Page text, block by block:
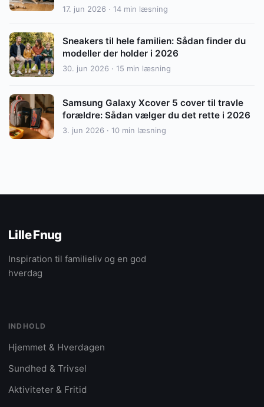
17. jun 2026 · 14 min læsning
Sneakers til hele familien: Sådan finder du
modeller der holder i 2026
30. jun 2026 · 15 min læsning
Samsung Galaxy Xcover 5 cover til travle
forældre: Sådan vælger du det rette i 2026
3. jun 2026 · 10 min læsning
Lille Fnug
Inspiration til familieliv og en god
hverdag
INDHOLD
Hjemmet & Hverdagen
Sundhed & Trivsel
Aktiviteter & Fritid